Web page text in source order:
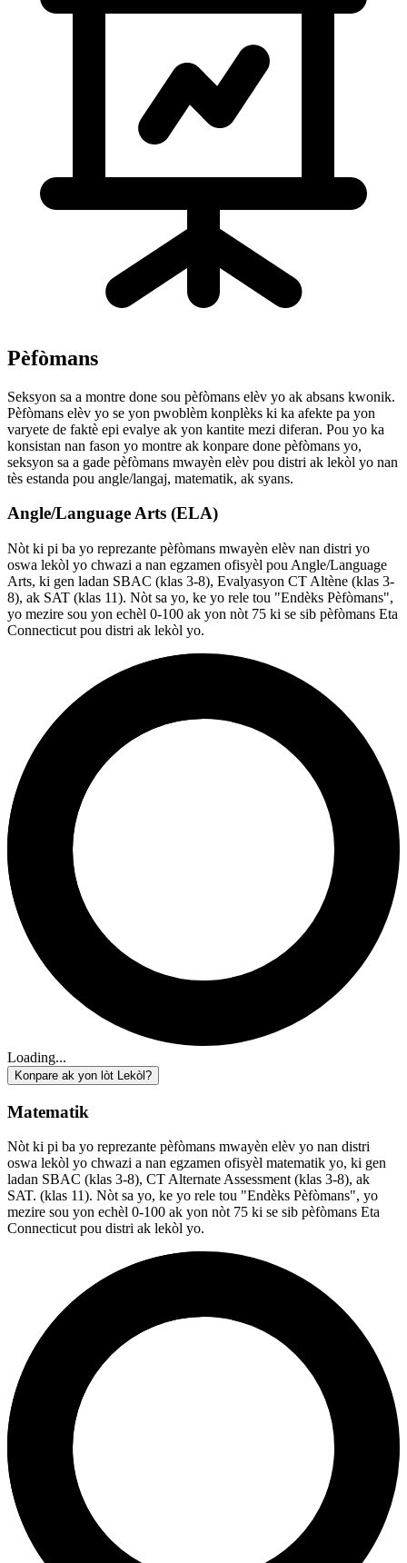
Pèfòmans
Seksyon sa a montre done sou pèfòmans elèv yo ak absans kwonik.
Pèfòmans elèv yo se yon pwoblèm konplèks ki ka afekte pa yon
varyete de faktè epi evalye ak yon kantite mezi diferan. Pou yo ka
konsistan nan fason yo montre ak konpare done pèfòmans yo,
seksyon sa a gade pèfòmans mwayèn elèv pou distri ak lekòl yo nan
tès estanda pou angle/langaj, matematik, ak syans.
Angle/Language Arts (ELA)
Nòt ki pi ba yo reprezante pèfòmans mwayèn elèv nan distri yo
oswa lekòl yo chwazi a nan egzamen ofisyèl pou Angle/Language
Arts, ki gen ladan SBAC (klas 3-8), Evalyasyon CT Altène (klas 3-
8), ak SAT (klas 11). Nòt sa yo, ke yo rele tou "Endèks Pèfòmans",
yo mezire sou yon echèl 0-100 ak yon nòt 75 ki se sib pèfòmans Eta
Connecticut pou distri ak lekòl yo.
Loading...
Konpare ak yon lòt Lekòl?
Matematik
Nòt ki pi ba yo reprezante pèfòmans mwayèn elèv yo nan distri
oswa lekòl yo chwazi a nan egzamen ofisyèl matematik yo, ki gen
ladan SBAC (klas 3-8), CT Alternate Assessment (klas 3-8), ak
SAT. (klas 11). Nòt sa yo, ke yo rele tou "Endèks Pèfòmans", yo
mezire sou yon echèl 0-100 ak yon nòt 75 ki se sib pèfòmans Eta
Connecticut pou distri ak lekòl yo.